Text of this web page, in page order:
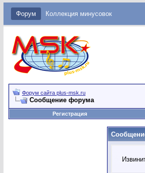
Форум Коллекция минусовок
Форум сайта plus-msk.ru
Сообщение форума
Регистрация